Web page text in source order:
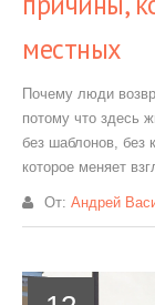
местных
Почему люди
потому что здесь
без шаблонов, без
которое меняет
От: Андрей